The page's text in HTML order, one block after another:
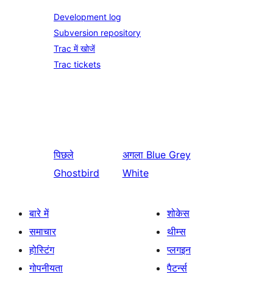
Development log
Subversion repository
Trac में खोजें
Trac tickets
पिछले
Ghostbird
अगला Blue Grey
White
बारे में
समाचार
होस्टिंग
गोपनीयता
शोकेस
थीम्स
प्लगइन
पैटर्न्स